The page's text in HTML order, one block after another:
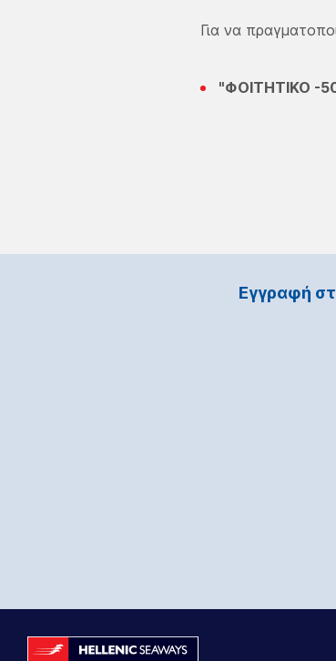
Για να
"ΦΟΙΤΗΤΙΚΟ -
Εγγραφή